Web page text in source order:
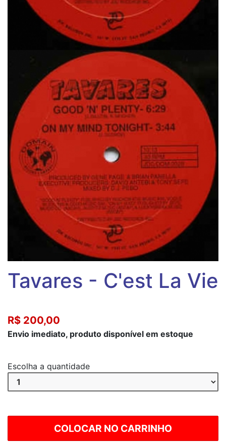
Tavares - C'est La Vie
R$ 200,00
Envio imediato, produto disponível em estoque
Escolha a quantidade